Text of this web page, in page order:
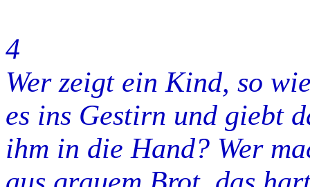
4
Wer zeigt ein Kind, so
es ins Gestirn und giebt
ihm in die Hand? Wer